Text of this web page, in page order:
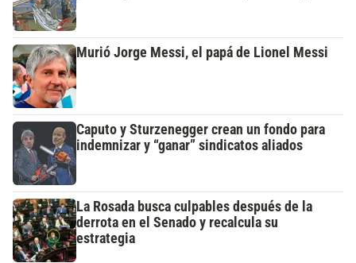
Murió Jorge Messi, el papá de Lionel Messi
Caputo y Sturzenegger crean un fondo para
indemnizar y “ganar” sindicatos aliados
La Rosada busca culpables después de la
derrota en el Senado y recalcula su
estrategia